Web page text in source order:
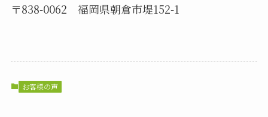
〒838-0062 福岡県朝倉市堤152-1
お客様の声